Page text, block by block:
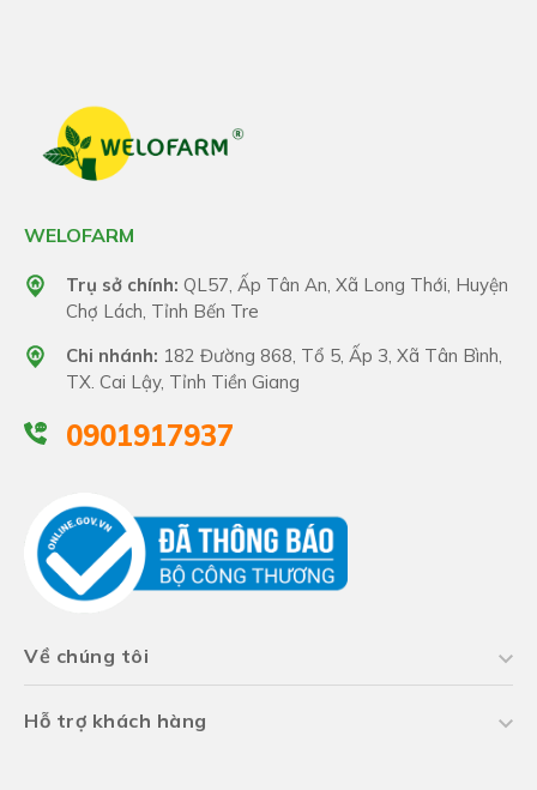
WELOFARM
Trụ sở chính: QL57, Ấp Tân An, Xã Long Thới, Huyện
Chợ Lách, Tỉnh Bến Tre
Chi nhánh: 182 Đường 868, Tổ 5, Ấp 3, Xã Tân Bình,
TX. Cai Lậy, Tỉnh Tiền Giang
0901917937
Về chúng tôi
Hỗ trợ khách hàng